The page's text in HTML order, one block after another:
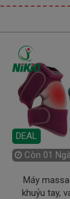
DEAL
Còn 01
Máy
khuỷu tay,